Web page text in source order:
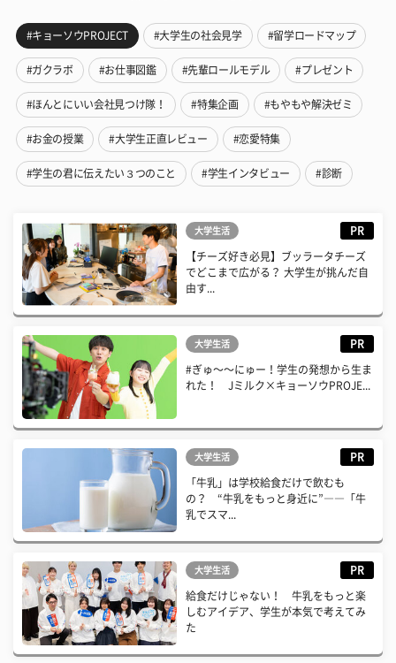
#キョーソウPROJECT #大学生の社会見学 #留学ロードマップ
#ガクラボ #お仕事図鑑 #先輩ロールモデル #プレゼント
#ほんとにいい会社見つけ隊！ #特集企画 #もやもや解決ゼミ
#お金の授業 #大学生正直レビュー #恋愛特集
#学生の君に伝えたい３つのこと #学生インタビュー #診断
大学生活 PR
【チーズ好き必見】ブッラータチーズ
でどこまで広がる？ 大学生が挑んだ自
由す...
大学生活 PR
#ぎゅ〜〜にゅー！学生の発想から生ま
れた！ Jミルク×キョーソウPROJE...
大学生活 PR
「牛乳」は学校給食だけで飲むも
の？ “牛乳をもっと身近に”――「牛
乳でスマ...
大学生活 PR
給食だけじゃない！ 牛乳をもっと楽
しむアイデア、学生が本気で考えてみ
た